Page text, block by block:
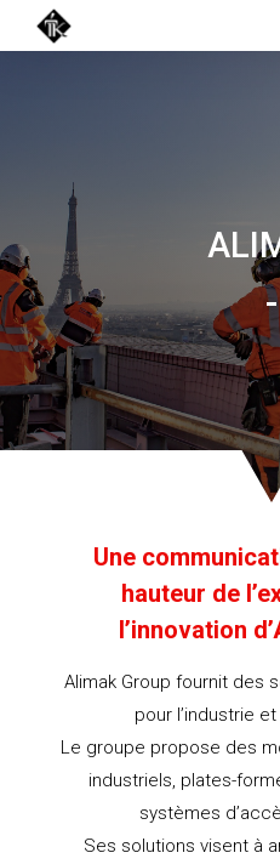
Une
hauteur de
l’innovation
Alimak Group fournit des
pour l’industrie
Le groupe propose des
industriels, plates-
systèmes
Ses solutions visent à